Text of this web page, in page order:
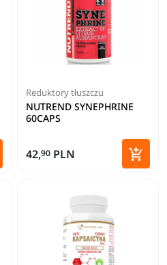
do koszyka
Reduktory tłuszczu
NUTREND SYNEPHRINE
60CAPS
42,90 PLN 
Dodaj